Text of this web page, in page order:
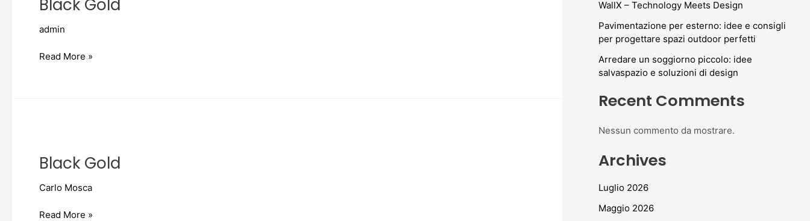
Black Gold
admin
Read More »
Black Gold
Carlo Mosca
Read More »
WallX – Technology Meets Design
Pavimentazione per esterno: idee e consigli
per progettare spazi outdoor perfetti
Arredare un soggiorno piccolo: idee
salvaspazio e soluzioni di design
Recent Comments
Nessun commento da mostrare.
Archives
Luglio 2026
Maggio 2026